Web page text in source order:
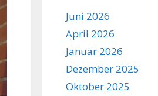
Juni 2026
April 2026
Januar 2026
Dezember 2025
Oktober 2025